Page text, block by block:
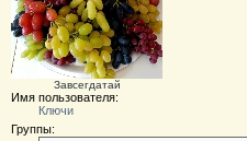
Завсегдатай
Имя пользователя:
Ключи
Группы: